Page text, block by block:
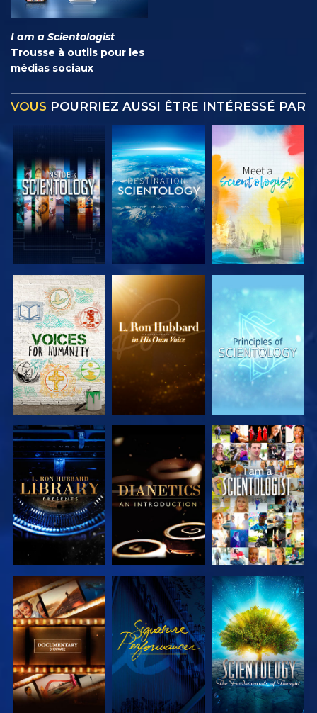
I am a Scientologist
Trousse à outils pour les
médias sociaux
VOUS POURRIEZ AUSSI ÊTRE INTÉRESSÉ PAR
DÉCOUVRIR
LES SÉRIES
DÉCOUVRIR
LES SÉRIES
DÉCOUVRIR
LES SÉRIES
DÉCOUVRIR
LES SÉRIES
DÉCOUVRIR
LES SÉRIES
REGARDER
DÉCOUVRIR
LES SÉRIES
REGARDER
DÉCOUVRIR
LES SÉRIES